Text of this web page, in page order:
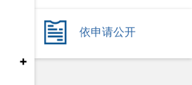
+
依申请公开